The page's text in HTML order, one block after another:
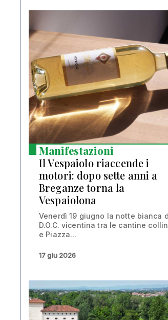
Manifestazioni
Il Vespaiolo riaccende i
motori: dopo sette anni a
Breganze torna la
Vespaiolona
Venerdì 19 giugno la notte bianca
D.O.C. vicentina tra le cantine
e Piazza...
17 giu 2026